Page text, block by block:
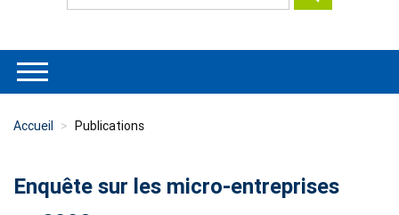
Accueil Publications
Enquête sur les micro-entreprises